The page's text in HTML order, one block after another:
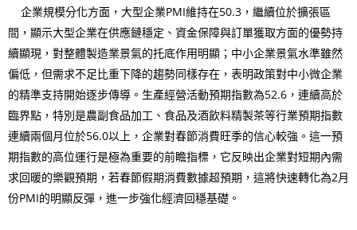
企業規模分化方面，大型企業PMI維持在50.3，繼續位於擴張區
間，顯示大型企業在供應鏈穩定、資金保障與訂單獲取方面的優勢持
續顯現，對整體製造業景氣的托底作用明顯；中小企業景氣水準雖然
偏低，但需求不足比重下降的趨勢同樣存在，表明政策對中小微企業
的精準支持開始逐步傳導。生產經營活動預期指數為52.6，連續高於
臨界點，特別是農副食品加工、食品及酒飲料精製茶等行業預期指數
連續兩個月位於56.0以上，企業對春節消費旺季的信心較強。這一預
期指數的高位運行是極為重要的前瞻指標，它反映出企業對短期內需
求回暖的樂觀預期，若春節假期消費數據超預期，這將快速轉化為2月
份PMI的明顯反彈，進一步強化經濟回穩基礎。